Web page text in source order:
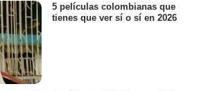
5 películas colombianas que
tienes que ver sí o sí en 2026